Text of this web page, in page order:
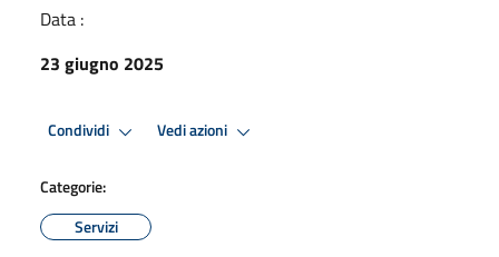
Data :
23 giugno 2025
Condividi Vedi azioni
Categorie:
Servizi